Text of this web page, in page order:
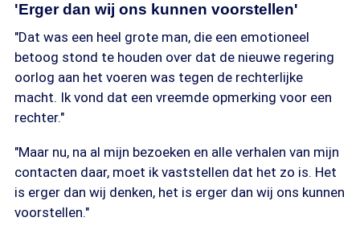
'Erger dan wij ons kunnen voorstellen'
"Dat was een heel grote man, die een emotioneel
betoog stond te houden over dat de nieuwe regering
oorlog aan het voeren was tegen de rechterlijke
macht. Ik vond dat een vreemde opmerking voor een
rechter."
"Maar nu, na al mijn bezoeken en alle verhalen van mijn
contacten daar, moet ik vaststellen dat het zo is. Het
is erger dan wij denken, het is erger dan wij ons kunnen
voorstellen."